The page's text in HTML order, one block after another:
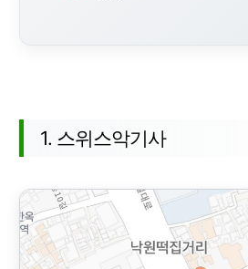
1. 스위스악기사